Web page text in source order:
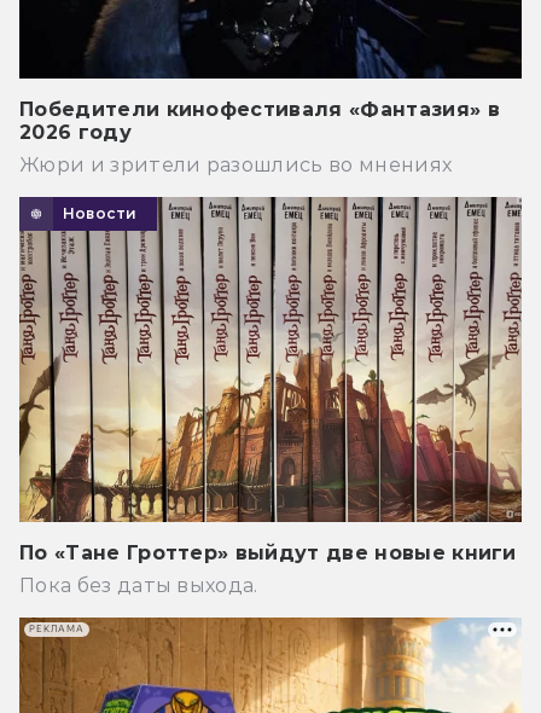
Победители кинофестиваля «Фантазия» в
2026 году
Жюри и зрители разошлись во мнениях
Новости
По «Тане Гроттер» выйдут две новые книги
Пока без даты выхода.
РЕКЛАМА